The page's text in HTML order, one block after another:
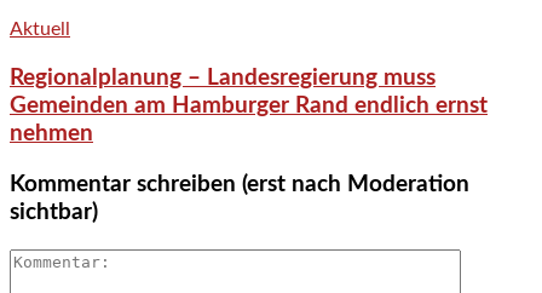
Aktuell
Regionalplanung – Landesregierung muss
Gemeinden am Hamburger Rand endlich ernst
nehmen
Kommentar schreiben (erst nach Moderation
sichtbar)